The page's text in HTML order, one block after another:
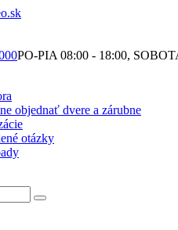
PO-PIA 08:00 - 18:00,
objednať dvere a zárubne
otázky